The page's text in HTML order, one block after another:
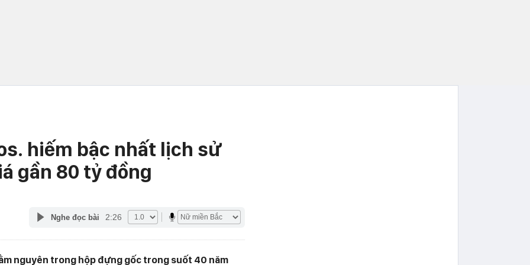
hiếm bậc nhất lịch sử
gần 80 tỷ đồng
Nghe đọc bài 2:26
nguyên trong hộp đựng gốc trong suốt 40 năm